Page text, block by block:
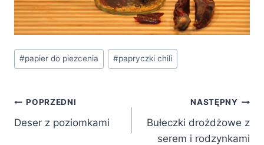
Tagi
wpisu:
#papier do piezcenia #papryczki chili
Nawigacja
wpisu
POPRZEDNI
Deser z poziomkami
NASTĘPNY
Bułeczki drożdżowe z
serem i rodzynkami